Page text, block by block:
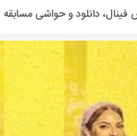
و روش‌های صحیح
برای ایجاد پیوندهای موثر
دانلود و حواشی مسابقه